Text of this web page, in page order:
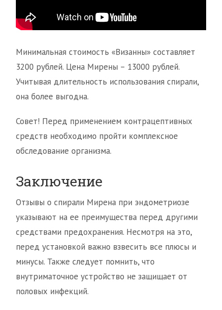
Минимальная стоимость «Визанны» составляет
3200 рублей. Цена Мирены – 13000 рублей.
Учитывая длительность использования спирали,
она более выгодна.
Совет! Перед применением контрацептивных
средств необходимо пройти комплексное
обследование организма.
Заключение
Отзывы о спирали Мирена при эндометриозе
указывают на ее преимущества перед другими
средствами предохранения. Несмотря на это,
перед установкой важно взвесить все плюсы и
минусы. Также следует помнить, что
внутриматочное устройство не защищает от
половых инфекций.